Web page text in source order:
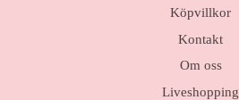
Köpvillkor
Kontakt
Om oss
Liveshopping